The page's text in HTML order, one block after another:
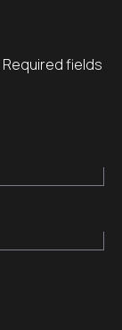
Required fields